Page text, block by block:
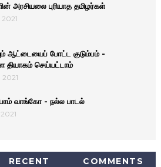
அரசியலை புரியாத தமிழர்கள்
ஆட்டையைப் போட்ட குடும்பம் -
தியாகம் செய்யட்டாம்
2021
வாங்கோ - நல்ல பாடல்
RECENT COMMENTS